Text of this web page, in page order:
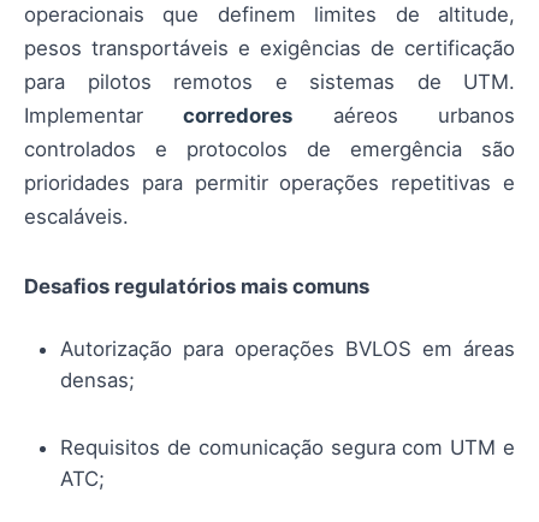
operacionais que definem limites de altitude,
pesos transportáveis e exigências de certificação
para pilotos remotos e sistemas de UTM.
Implementarcorredores aéreos urbanos
controlados e protocolos de emergência são
prioridades para permitir operações repetitivas e
escaláveis.
Desafios regulatórios mais comuns
Autorização para operações BVLOS em áreas
densas;
Requisitos de comunicação segura com UTM e
ATC;